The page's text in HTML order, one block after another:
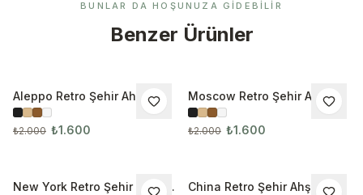
BUNLAR DA HOŞUNUZA GIDEBILIR
Benzer Ürünler
İNDIRIM
Aleppo Retro Şehir Ahşap
Çerçeveli Tablo
₺2.000 ₺1.600
İNDIRIM
Moscow Retro Şehir Ahşap
Çerçeveli Tablo
₺2.000 ₺1.600
İNDIRIM
New York Retro Şehir Ahşap
İNDIRIM
China Retro Şehir Ahşap